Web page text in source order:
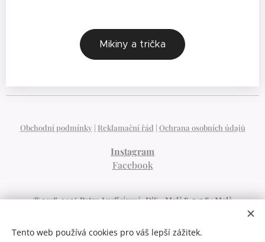
Mikiny a trička
Obchodní podmínky | Reklamační řád | Ochrana osobních údajů
Instagram
Facebook
© 2018-2026 Petra Ausficírová, DiS., Melč 8, 747 84 Melč
tel.: 603 991 938
Tento web používá cookies pro váš lepší zážitek.